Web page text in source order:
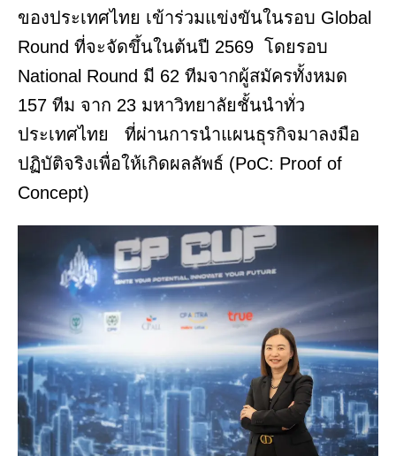
ของประเทศไทย เข้าร่วมแข่งขันในรอบ Global
Round ที่จะจัดขึ้นในต้นปี 2569 โดยรอบ
National Round มี 62 ทีมจากผู้สมัครทั้งหมด
157 ทีม จาก 23 มหาวิทยาลัยชั้นนำทั่ว
ประเทศไทย ที่ผ่านการนำแผนธุรกิจมาลงมือ
ปฏิบัติจริงเพื่อให้เกิดผลลัพธ์ (PoC: Proof of
Concept)